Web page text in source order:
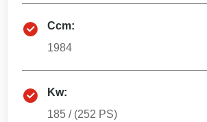
Ccm:
1984
Kw:
185 / (252 PS)